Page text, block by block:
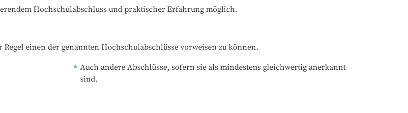
Hochschulabschluss und praktischer Erfahrung möglich.
einen der genannten Hochschulabschlüsse vorweisen zu können.
Auch andere Abschlüsse, sofern sie als mindestens gleichwertig anerkannt
sind.